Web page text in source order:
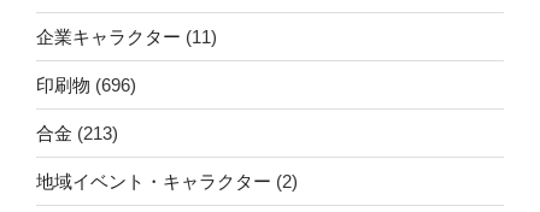
企業キャラクター (11)
印刷物 (696)
合金 (213)
地域イベント・キャラクター (2)